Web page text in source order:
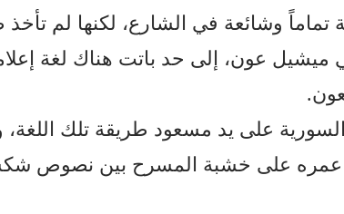
وشائعة في الشارع، لكنها لم تأخذ
ميشيل عون، إلى حد باتت هناك لغة
السورية على يد مسعود طريقة تلك
على خشبة المسرح بين نصوص